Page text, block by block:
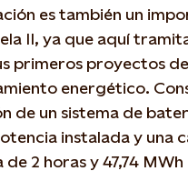
es también un
II, ya que aquí
primeros proyectos de
energético.
de un sistema de
instalada y una
de 2 horas y 47,74